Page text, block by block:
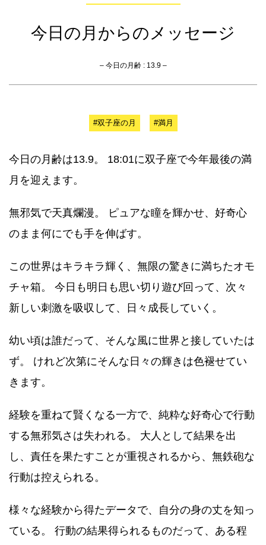
今日の月からのメッセージ
– 今日の月齢 : 13.9 –
#双子座の月 #満月
今日の月齢は13.9。 18:01に双子座で今年最後の満
月を迎えます。
無邪気で天真爛漫。 ピュアな瞳を輝かせ、好奇心
のまま何にでも手を伸ばす。
この世界はキラキラ輝く、無限の驚きに満ちたオモ
チャ箱。 今日も明日も思い切り遊び回って、次々
新しい刺激を吸収して、日々成長していく。
幼い頃は誰だって、そんな風に世界と接していたは
ず。 けれど次第にそんな日々の輝きは色褪せてい
きます。
経験を重ねて賢くなる一方で、純粋な好奇心で行動
する無邪気さは失われる。 大人として結果を出
し、責任を果たすことが重視されるから、無鉄砲な
行動は控えられる。
様々な経験から得たデータで、自分の身の丈を知っ
ている。 行動の結果得られるものだって、ある程